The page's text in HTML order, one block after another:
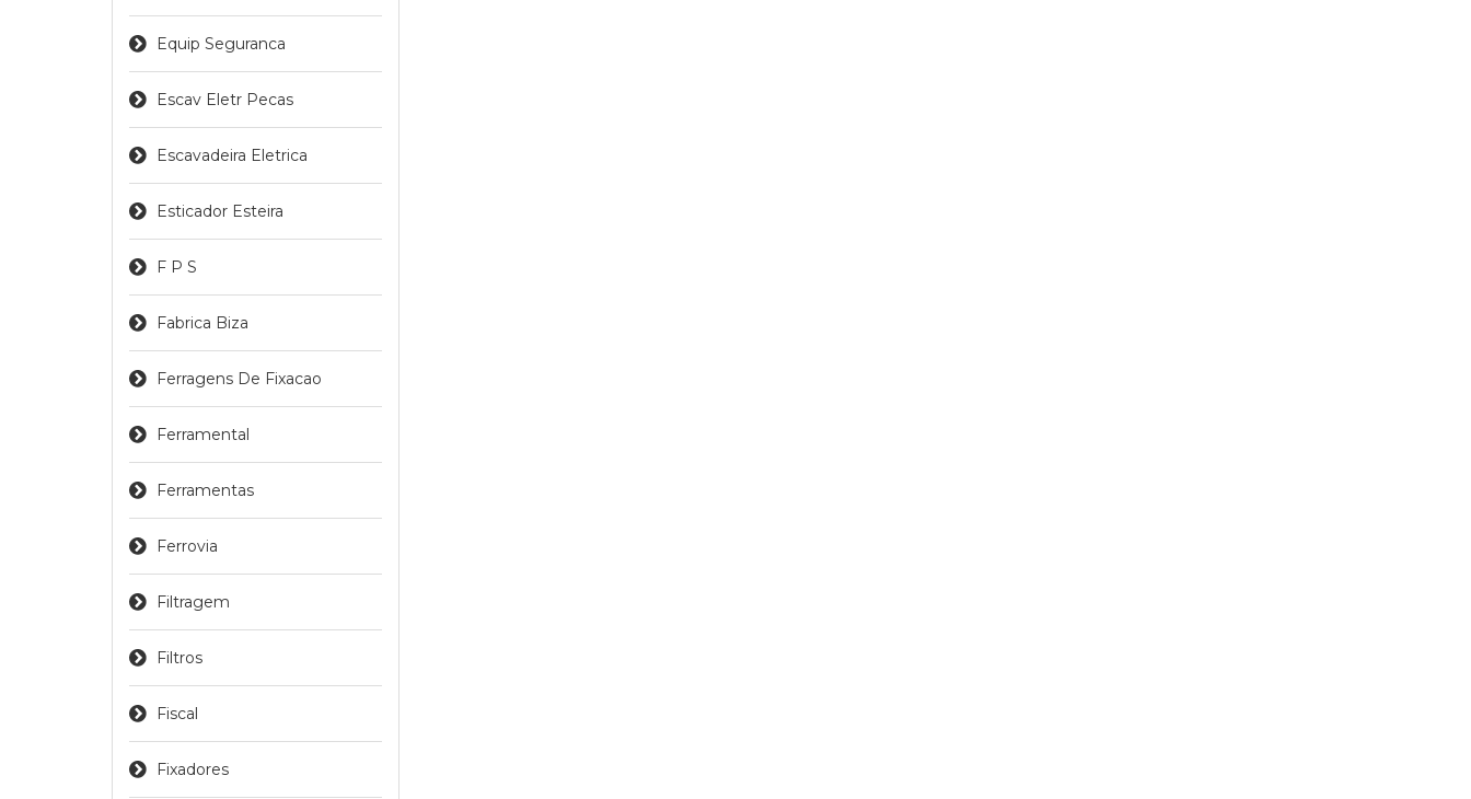
Equip Seguranca
Escav Eletr Pecas
Escavadeira Eletrica
Esticador Esteira
F P S
Fabrica Biza
Ferragens De Fixacao
Ferramental
Ferramentas
Ferrovia
Filtragem
Filtros
Fiscal
Fixadores